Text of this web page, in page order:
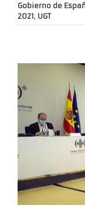
Gobierno de
2021, UGT